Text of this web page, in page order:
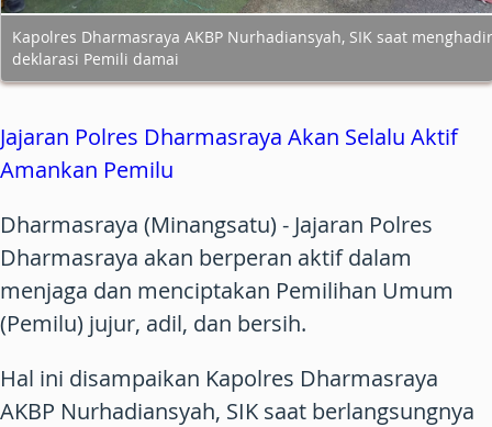
Kapolres Dharmasraya AKBP Nurhadiansyah, SIK saat
deklarasi Pemili damai
Jajaran Polres Dharmasraya Akan Selalu Aktif
Amankan Pemilu
Dharmasraya (Minangsatu) - Jajaran Polres
Dharmasraya akan berperan aktif dalam
menjaga dan menciptakan Pemilihan Umum
(Pemilu) jujur, adil, dan bersih.
Hal ini disampaikan Kapolres Dharmasraya
AKBP Nurhadiansyah, SIK saat berlangsungnya